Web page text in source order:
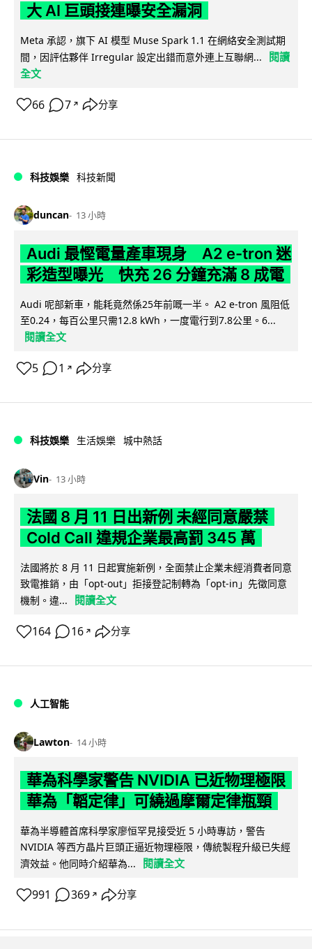
大 AI 巨頭接連曝安全漏洞
Meta 承認，旗下 AI 模型 Muse Spark 1.1 在網絡安全測試期
間，因評估夥伴 Irregular 設定出錯而意外連上互聯網...
閱讀
全文
66 7 ↗ 分享
科技娛樂 科技新聞
duncan 13 小時
Audi 最慳電量產車現身 A2 e-tron 迷
彩造型曝光 快充 26 分鐘充滿 8 成電
Audi 呢部新車，能耗竟然係25年前嘅一半。 A2 e-tron 風阻低
至0.24，每百公里只需12.8 kWh，一度電行到7.8公里。6...
閱讀全文
5 1 ↗ 分享
科技娛樂 生活娛樂 城中熱話
Vin 13 小時
法國 8 月 11 日出新例 未經同意嚴禁
Cold Call 違規企業最高罰 345 萬
法國將於 8 月 11 日起實施新例，全面禁止企業未經消費者同意
致電推銷，由「opt-out」拒接登記制轉為「opt-in」先徵同意
機制。違...
閱讀全文
164 16 ↗ 分享
人工智能
Lawton 14 小時
華為科學家警告 NVIDIA 已近物理極限
華為「韜定律」可繞過摩爾定律瓶頸
華為半導體首席科學家廖恒罕見接受近 5 小時專訪，警告
NVIDIA 等西方晶片巨頭正逼近物理極限，傳統製程升級已失經
濟效益。他同時介紹華為...
閱讀全文
991 369 ↗ 分享